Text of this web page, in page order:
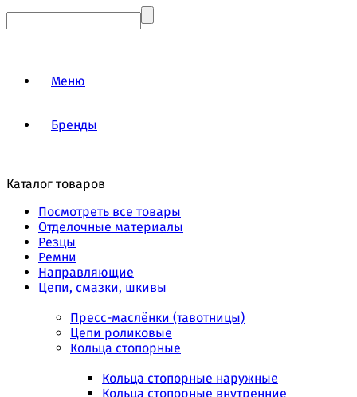
Меню
Бренды
Каталог товаров
Посмотреть все товары
Отделочные материалы
Резцы
Ремни
Направляющие
Цепи, смазки, шкивы
Пресс-маслёнки (тавотницы)
Цепи роликовые
Кольца стопорные
Кольца стопорные наружные
Кольца стопорные внутренние